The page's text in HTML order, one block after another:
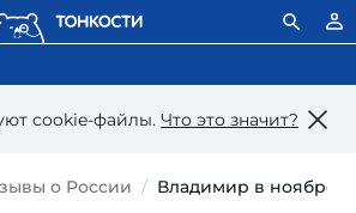
сookie-файлы. Что это значит?
о России Владимир в ноябре